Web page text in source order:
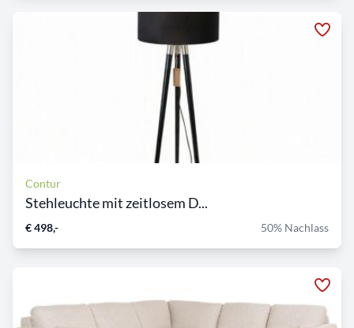
Contur
Stehleuchte mit zeitlosem D...
€ 498,- 50% Nachlass